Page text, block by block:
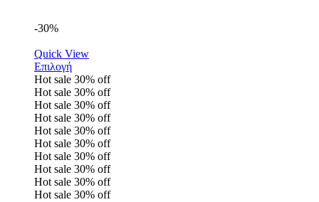
-30%
Quick View
Επιλογή
Hot sale 30% off
Hot sale 30% off
Hot sale 30% off
Hot sale 30% off
Hot sale 30% off
Hot sale 30% off
Hot sale 30% off
Hot sale 30% off
Hot sale 30% off
Hot sale 30% off